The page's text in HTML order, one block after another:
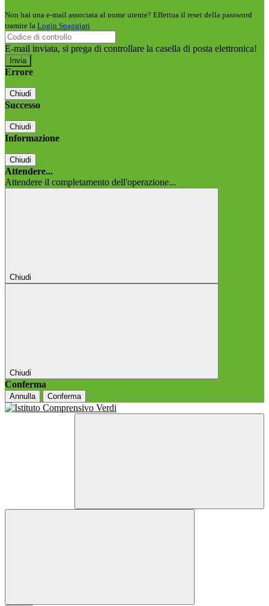
Non hai una e-mail associata al nome utente? Effettua il reset della password
tramite la Login Spaggiari
E-mail inviata, si prega di controllare la casella di posta elettronica!
Errore
Chiudi
Successo
Chiudi
Informazione
Chiudi
Attendere...
Attendere il completamento dell'operazione...
Chiudi
Chiudi
Conferma
Annulla Conferma